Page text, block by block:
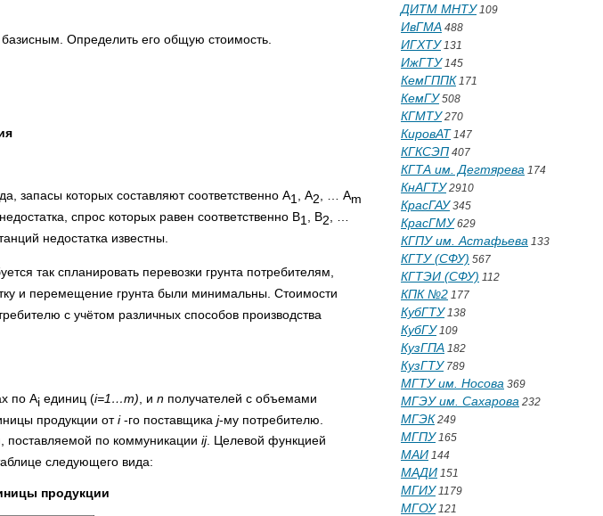
Определить его общую стоимость.
запасы которых составляют соответственно А1 , А2 , … Аm
спрос которых равен соответственно В1 , В2
недостатка известны.
так спланировать перевозки грунта потребителям,
и перемещение грунта были минимальны. Стоимости
с учётом различных способов производства
по Аi единиц (i=1…m) , и n получателей с объемами
продукции отi-го поставщика j-му потребителю.
поставляемой по коммуникации ij. Целевой функцией
следующего вида:
продукции
ДИТМ МНТУ109
ИвГМА 488
ИГХТУ131
ИжГТУ145
КемГППК 171
КемГУ508
КГМТУ270
КировАТ 147
КГКСЭП 407
КГТА им. Дегтярева 174
КнАГТУ2910
КрасГАУ345
КрасГМУ629
КГПУ им. Астафьева 133
КГТУ (СФУ) 567
КГТЭИ (СФУ) 112
КПК №2 177
КубГТУ138
КубГУ109
КузГПА 182
КузГТУ789
МГТУ им. Носова 369
МГЭУ им. Сахарова 232
МГЭК 249
МГПУ165
МАИ 144
МАДИ 151
МГИУ1179
МГОУ121